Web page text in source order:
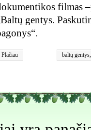
filmas
gentys.
Plačiau baltų gentys